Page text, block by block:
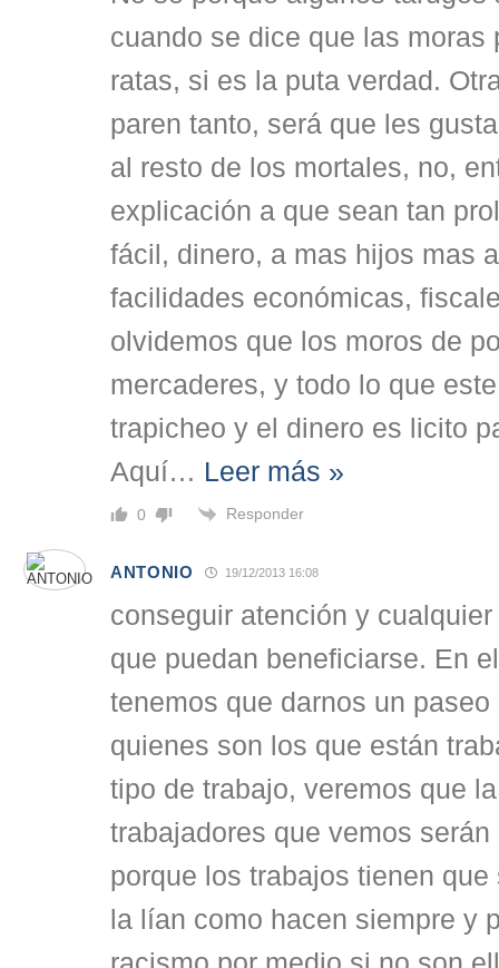
cuando se dice que las moras
ratas, si es la puta verdad.
paren tanto, será que les
al resto de los mortales, no,
explicación a que sean tan
fácil, dinero, a mas hijos mas
facilidades económicas,
olvidemos que los moros de
mercaderes, y todo lo que
trapicheo y el dinero es licito
Aquí… Leer más »
0 Responder
ANTONIO 19/12/2013 16:08
conseguir atención y
que puedan beneficiarse. En
tenemos que darnos un
quienes son los que están
tipo de trabajo, veremos que
trabajadores que vemos
porque los trabajos tienen
la lían como hacen siempre y